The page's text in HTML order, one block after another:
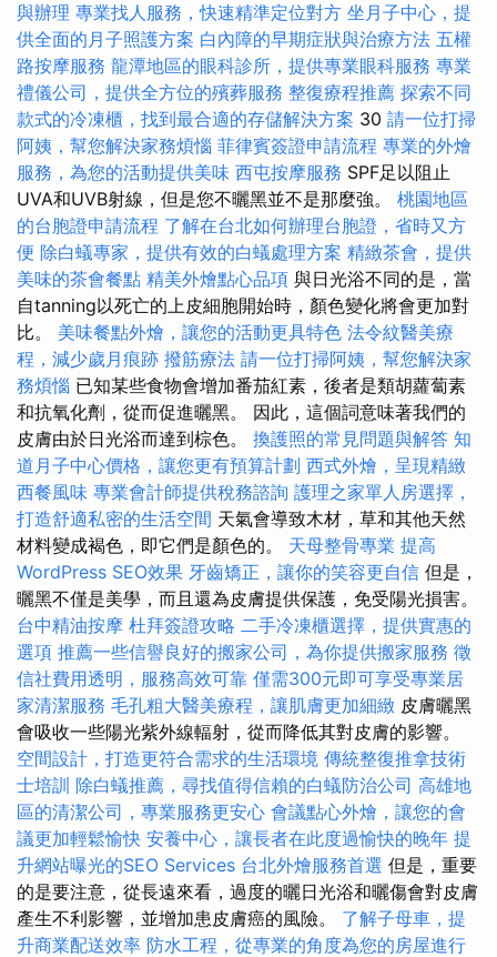
與辦理 專業找人服務，快速精準定位對方 坐月子中心，提
供全面的月子照護方案 白內障的早期症狀與治療方法 五權
路按摩服務 龍潭地區的眼科診所，提供專業眼科服務 專業
禮儀公司，提供全方位的殯葬服務 整復療程推薦 探索不同
款式的冷凍櫃，找到最合適的存儲解決方案 30 請一位打掃
阿姨，幫您解決家務煩惱 菲律賓簽證申請流程 專業的外燴
服務，為您的活動提供美味 西屯按摩服務 SPF足以阻止
UVA和UVB射線，但是您不曬黑並不是那麼強。 桃園地區
的台胞證申請流程 了解在台北如何辦理台胞證，省時又方
便 除白蟻專家，提供有效的白蟻處理方案 精緻茶會，提供
美味的茶會餐點 精美外燴點心品項 與日光浴不同的是，當
自tanning以死亡的上皮細胞開始時，顏色變化將會更加對
比。 美味餐點外燴，讓您的活動更具特色 法令紋醫美療
程，減少歲月痕跡 撥筋療法 請一位打掃阿姨，幫您解決家
務煩惱 已知某些食物會增加番茄紅素，後者是類胡蘿蔔素
和抗氧化劑，從而促進曬黑。 因此，這個詞意味著我們的
皮膚由於日光浴而達到棕色。 換護照的常見問題與解答 知
道月子中心價格，讓您更有預算計劃 西式外燴，呈現精緻
西餐風味 專業會計師提供稅務諮詢 護理之家單人房選擇，
打造舒適私密的生活空間 天氣會導致木材，草和其他天然
材料變成褐色，即它們是顏色的。 天母整骨專業 提高
WordPress SEO效果 牙齒矯正，讓你的笑容更自信 但是，
曬黑不僅是美學，而且還為皮膚提供保護，免受陽光損害。
台中精油按摩 杜拜簽證攻略 二手冷凍櫃選擇，提供實惠的
選項 推薦一些信譽良好的搬家公司，為你提供搬家服務 徵
信社費用透明，服務高效可靠 僅需300元即可享受專業居
家清潔服務 毛孔粗大醫美療程，讓肌膚更加細緻 皮膚曬黑
會吸收一些陽光紫外線輻射，從而降低其對皮膚的影響。
空間設計，打造更符合需求的生活環境 傳統整復推拿技術
士培訓 除白蟻推薦，尋找值得信賴的白蟻防治公司 高雄地
區的清潔公司，專業服務更安心 會議點心外燴，讓您的會
議更加輕鬆愉快 安養中心，讓長者在此度過愉快的晚年 提
升網站曝光的SEO Services 台北外燴服務首選 但是，重要
的是要注意，從長遠來看，過度的曬日光浴和曬傷會對皮膚
產生不利影響，並增加患皮膚癌的風險。 了解子母車，提
升商業配送效率 防水工程，從專業的角度為您的房屋進行